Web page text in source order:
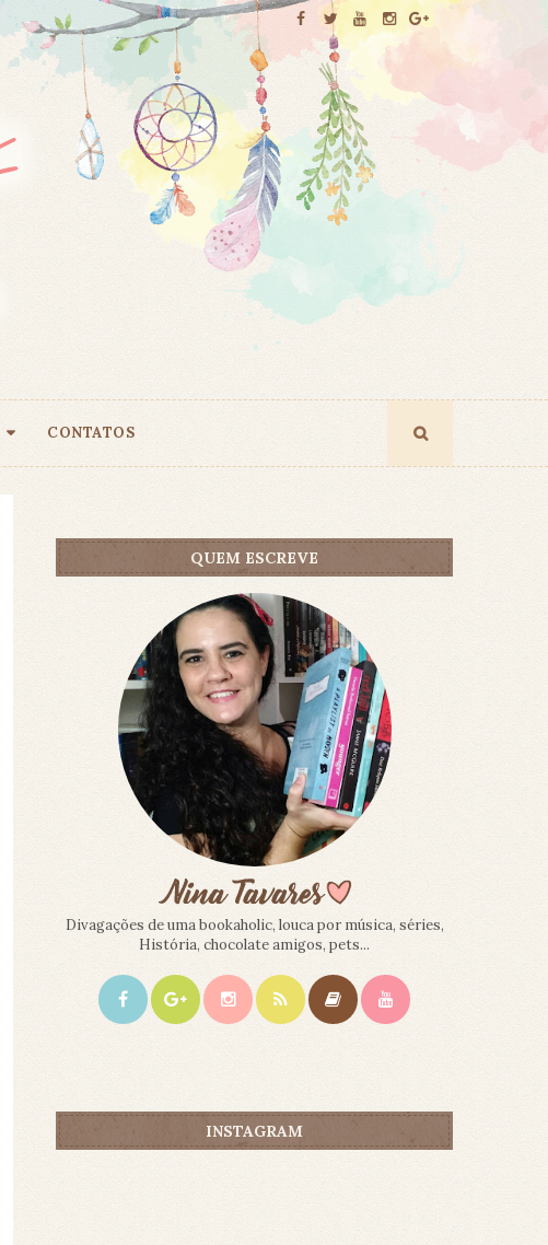
CONTATOS
QUEM ESCREVE
Divagações de uma bookaholic, louca por música, séries,
História, chocolate amigos, pets...
INSTAGRAM